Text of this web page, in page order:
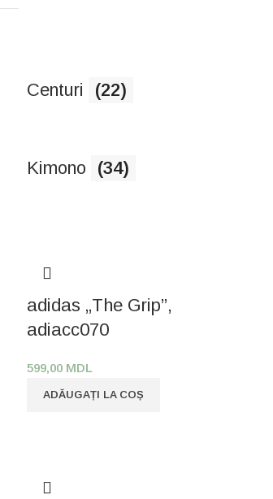
Centuri (22)
Kimono (34)
adidas „The Grip”,
adiacc070
599,00 MDL
ADĂUGAȚI LA COȘ